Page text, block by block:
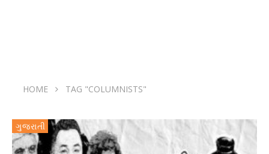
HOME TAG "COLUMNISTS"
ગુજરાતી